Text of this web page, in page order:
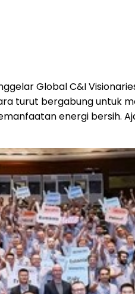
Global C&I
turut bergabung untuk
energi bersih.